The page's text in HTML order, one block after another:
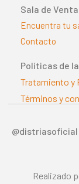
Sala de
Encuentra tu
Contacto
Políticas de
Tratamiento y
Términos y
@distriasoficial
Realizado